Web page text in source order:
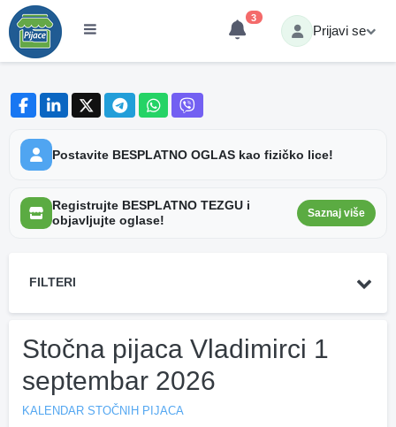
3
Prijavi se
Postavite BESPLATNO OGLAS kao fizičko lice!
Registrujte BESPLATNO TEZGU i
objavljujte oglase!
Saznaj više
FILTERI
Stočna pijaca Vladimirci 1
septembar 2026
KALENDAR STOČNIH PIJACA